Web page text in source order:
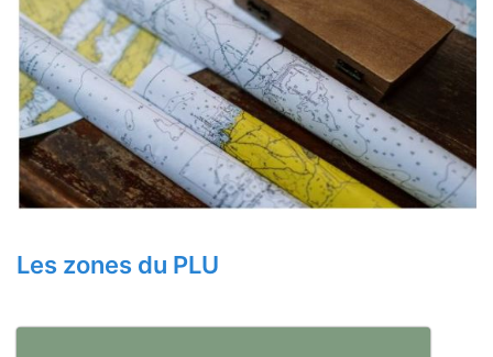
Les zones du PLU